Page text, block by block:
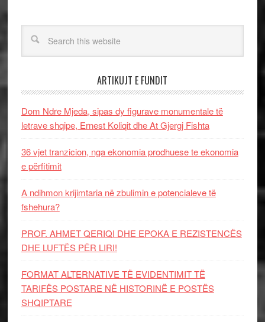
ARTIKUJT E FUNDIT
Dom Ndre Mjeda, sipas dy figurave monumentale të
letrave shqipe, Ernest Koliqit dhe At Gjergj Fishta
36 vjet tranzicion, nga ekonomia prodhuese te ekonomia
e përfitimit
A ndihmon krijimtaria në zbulimin e potencialeve të
fshehura?
PROF. AHMET QERIQI DHE EPOKA E REZISTENCЁS
DHE LUFTЁS PЁR LIRI!
FORMAT ALTERNATIVE TË EVIDENTIMIT TË
TARIFËS POSTARE NË HISTORINË E POSTËS
SHQIPTARE